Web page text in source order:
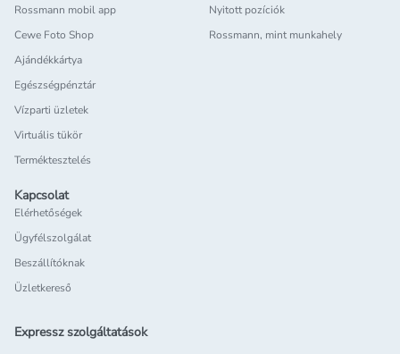
Rossmann mobil app
Cewe Foto Shop
Ajándékkártya
Egészségpénztár
Vízparti üzletek
Virtuális tükör
Terméktesztelés
Nyitott pozíciók
Rossmann, mint munkahely
Kapcsolat
Elérhetőségek
Ügyfélszolgálat
Beszállítóknak
Üzletkereső
Expressz szolgáltatások